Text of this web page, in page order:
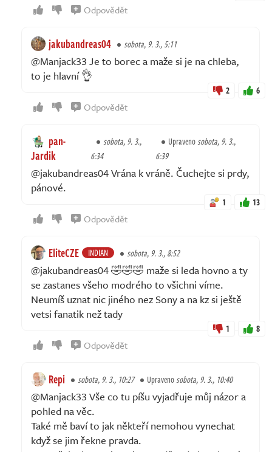
Odpovědět
jakubandreas04 sobota, 9. 3., 5:11
@Manjack33 Je to borec a maže si je na chleba,
to je hlavní 👌
2 6
Odpovědět
pan-
Jardik
sobota, 9. 3.,
6:34
Upravenosobota, 9. 3.,
6:39
@jakubandreas04 Vrána k vráně. Čuchejte si prdy,
pánové.
1 13
Odpovědět
EliteCZE INDIAN sobota, 9. 3., 8:52
@jakubandreas04 🤣🤣🤣 maže si leda hovno a ty
se zastanes všeho modrého to všichni víme.
Neumíš uznat nic jiného nez Sony a na kz si ještě
vetsi fanatik než tady
1 8
Odpovědět
Repi sobota, 9. 3., 10:27 Upravenosobota, 9. 3., 10:40
@Manjack33 Vše co tu píšu vyjadřuje můj názor a
pohled na věc.
Také mě baví to jak někteří nemohou vynechat
když se jim řekne pravda.